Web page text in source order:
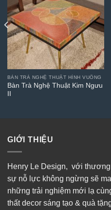
BÀN TRÀ NGHỆ THUẬT HÌNH VUÔNG
Bàn Trà Nghệ Thuật Kim Ngưu
GIỚI THIỆU
Henry Le Design, với
sự nỗ lực không ngừng sẽ
những trải nghiệm mới lạ
thất decor sáng tạo & quà